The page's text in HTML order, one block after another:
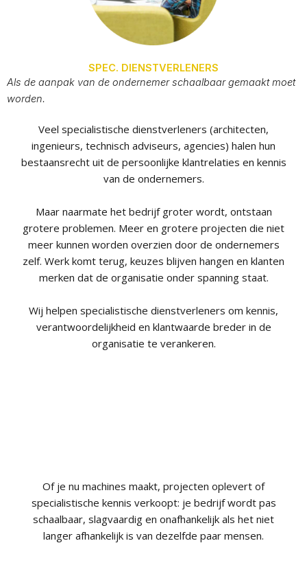
SPEC. DIENSTVERLENERS
Als de aanpak van de ondernemer schaalbaar gemaakt moet
worden.
Veel specialistische dienstverleners (architecten,
ingenieurs, technisch adviseurs, agencies) halen hun
bestaansrecht uit de persoonlijke klantrelaties en kennis
van de ondernemers.
Maar naarmate het bedrijf groter wordt, ontstaan
grotere problemen. Meer en grotere projecten die niet
meer kunnen worden overzien door de ondernemers
zelf. Werk komt terug, keuzes blijven hangen en klanten
merken dat de organisatie onder spanning staat.
Wij helpen specialistische dienstverleners om kennis,
verantwoordelijkheid en klantwaarde breder in de
organisatie te verankeren.
Of je nu machines maakt, projecten oplevert of
specialistische kennis verkoopt: je bedrijf wordt pas
schaalbaar, slagvaardig en onafhankelijk als het niet
langer afhankelijk is van dezelfde paar mensen.